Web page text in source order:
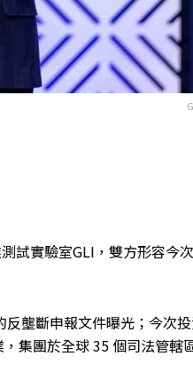
試實驗室GLI，雙方形容今
壟斷申報文件曝光；今次
集團於全球 35 個司法管轄